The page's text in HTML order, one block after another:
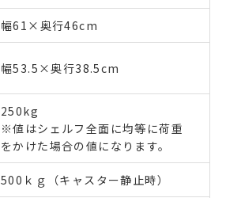
幅61×奥行46cm
幅53.5×奥行38.5cm
250kg
※値はシェルフ全面に均等に荷重
をかけた場合の値になります。
500ｋｇ（キャスター静止時）